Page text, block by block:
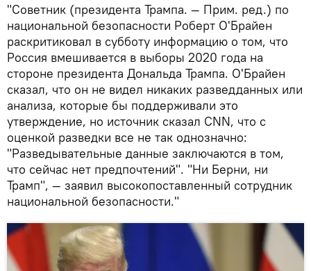
"Советник (президента Трампа. — Прим. ред.) по
национальной безопасности Роберт О'Брайен
раскритиковал в субботу информацию о том, что
Россия вмешивается в выборы 2020 года на
стороне президента Дональда Трампа. О'Брайен
сказал, что он не видел никаких разведданных или
анализа, которые бы поддерживали это
утверждение, но источник сказал CNN, что с
оценкой разведки все не так однозначно:
"Разведывательные данные заключаются в том,
что сейчас нет предпочтений". "Ни Берни, ни
Трамп", — заявил высокопоставленный сотрудник
национальной безопасности."